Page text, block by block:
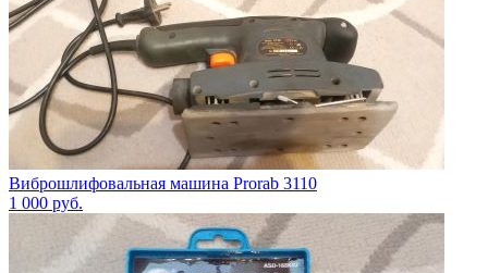
Виброшлифовальная машина Prorab 3110
1 000 руб.